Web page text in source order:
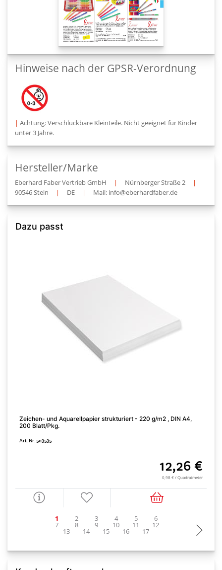
Hinweise nach der GPSR-Verordnung
| Achtung: Verschluckbare Kleinteile. Nicht geeignet für Kinder
unter 3 Jahre.
Hersteller/Marke
Eberhard Faber Vertrieb GmbH | Nürnberger Straße 2
|
90546 Stein
| DE | Mail: info@eberhardfaber.de
Dazu passt
Zeichen- und Aquarellpapier strukturiert - 220 g/m2 , DIN A4,
200 Blatt/Pkg.
Art. Nr. 503535
12,26 €
0,98 € / Quadratmeter